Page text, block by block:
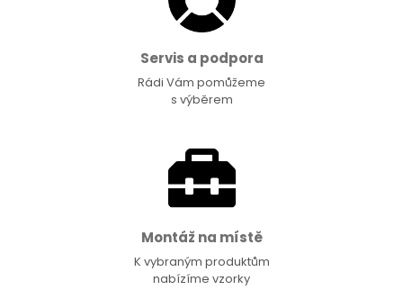
Servis a podpora
Rádi Vám pomůžeme
s výběrem
Montáž na místě
K vybraným produktům
nabízíme vzorky